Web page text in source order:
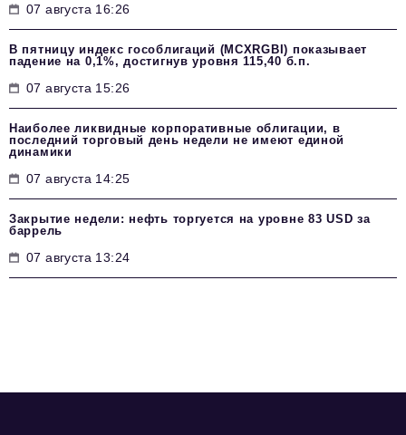
07 августа 16:26
В пятницу индекс гособлигаций (MCXRGBI) показывает
падение на 0,1%, достигнув уровня 115,40 б.п.
07 августа 15:26
Наиболее ликвидные корпоративные облигации, в
последний торговый день недели не имеют единой
динамики
07 августа 14:25
Закрытие недели: нефть торгуется на уровне 83 USD за
баррель
07 августа 13:24